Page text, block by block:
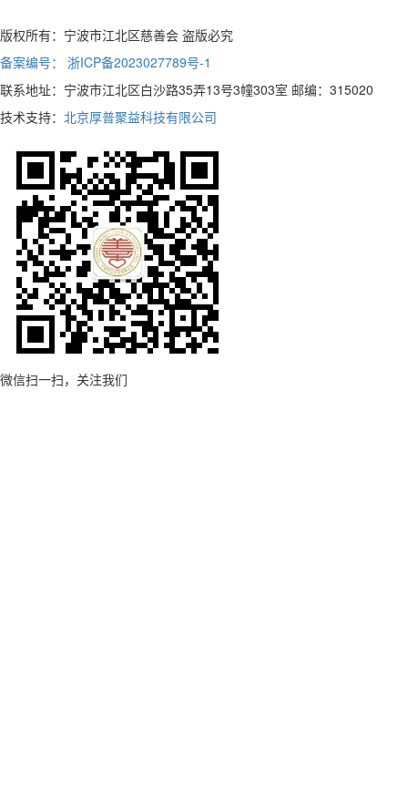
版权所有：宁波市江北区慈善会 盗版必究
备案编号： 浙ICP备2023027789号-1
联系地址：宁波市江北区白沙路35弄13号3幢303室 邮编：315020
技术支持： 北京厚普聚益科技有限公司
微信扫一扫，关注我们